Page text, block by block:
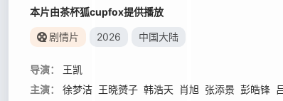
本片由茶杯狐cupfox提供播放
剧情片 2026 中国大陆
导演：
王凯
主演：
徐梦洁 王晓赟子 韩浩天 肖旭 张添景 彭皓锋